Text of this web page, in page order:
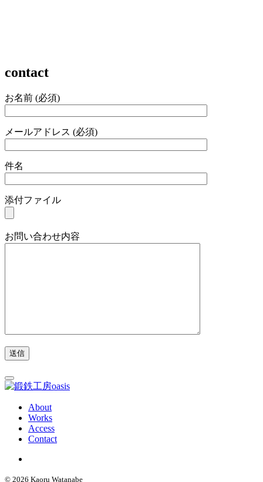
contact
お名前 (必須)
メールアドレス (必須)
件名
添付ファイル
お問い合わせ内容
About
Works
Access
Contact
© 2026 Kaoru Watanabe